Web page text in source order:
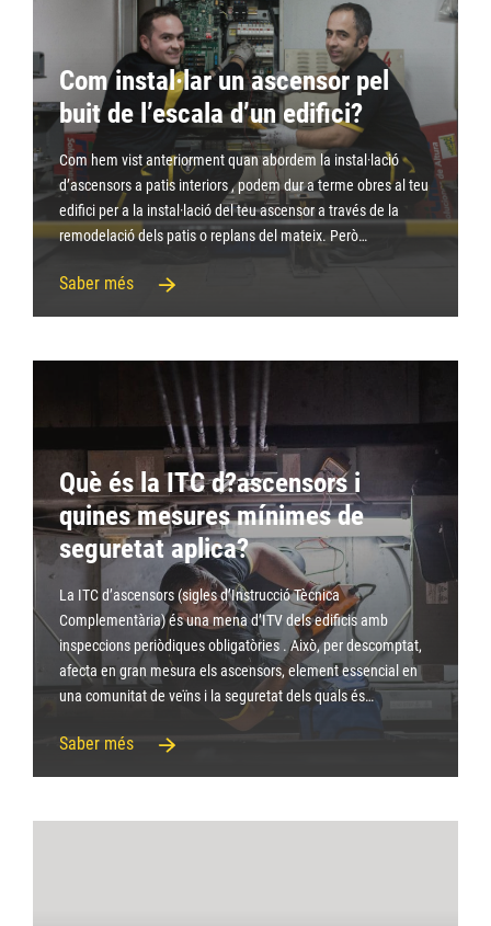
Com instal·lar un ascensor pel
buit de l’escala d’un edifici?
Com hem vist anteriorment quan abordem la instal·lació
d’ascensors a patis interiors , podem dur a terme obres al teu
edifici per a la instal·lació del teu ascensor a través de la
remodelació dels patis o replans del mateix. Però…
Saber més
Què és la ITC d?ascensors i
quines mesures mínimes de
seguretat aplica?
La ITC d’ascensors (sigles d’Instrucció Tècnica
Complementària) és una mena d’ITV dels edificis amb
inspeccions periòdiques obligatòries . Això, per descomptat,
afecta en gran mesura els ascensors, element essencial en
una comunitat de veïns i la seguretat dels quals és…
Saber més